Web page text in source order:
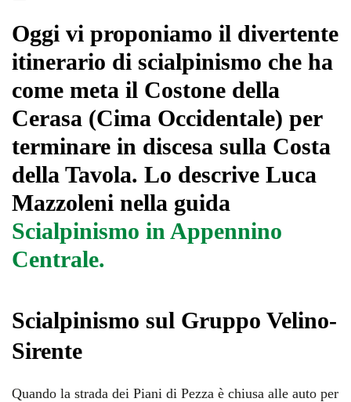
Oggi vi proponiamo il divertente
itinerario di scialpinismo che ha
come meta il Costone della
Cerasa (Cima Occidentale) per
terminare in discesa sulla Costa
della Tavola. Lo descrive Luca
Mazzoleni nella guida
Scialpinismo in Appennino
Centrale.
Scialpinismo sul Gruppo Velino-
Sirente
Quando la strada dei Piani di Pezza è chiusa alle auto per